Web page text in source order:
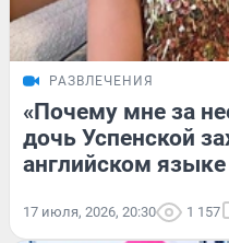
РАЗВЛЕЧЕНИЯ
«Почему мне за
дочь Успенской
английском языке
17 июля, 2026, 20:30 1 157